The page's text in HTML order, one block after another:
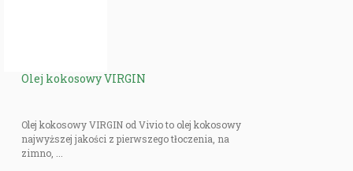
Olej kokosowy VIRGIN
Olej kokosowy VIRGIN od Vivio to olej kokosowy
najwyższej jakości z pierwszego tłoczenia, na
zimno, ...